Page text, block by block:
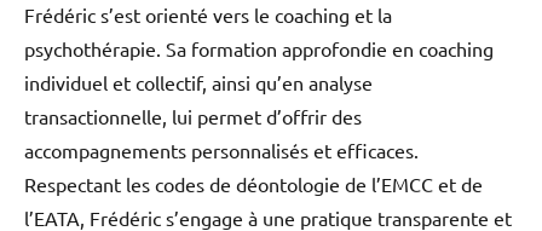
Frédéric s’est orienté vers le coaching et la
psychothérapie. Sa formation approfondie en coaching
individuel et collectif, ainsi qu’en analyse
transactionnelle, lui permet d’offrir des
accompagnements personnalisés et efficaces.
Respectant les codes de déontologie de l’EMCC et de
l’EATA, Frédéric s’engage à une pratique transparente et